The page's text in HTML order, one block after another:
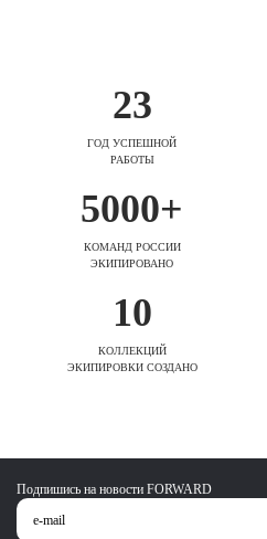
23
ГОД УСПЕШНОЙ
РАБОТЫ
5000+
КОМАНД РОССИИ
ЭКИПИРОВАНО
10
КОЛЛЕКЦИЙ
ЭКИПИРОВКИ СОЗДАНО
Подпишись на новости FORWARD